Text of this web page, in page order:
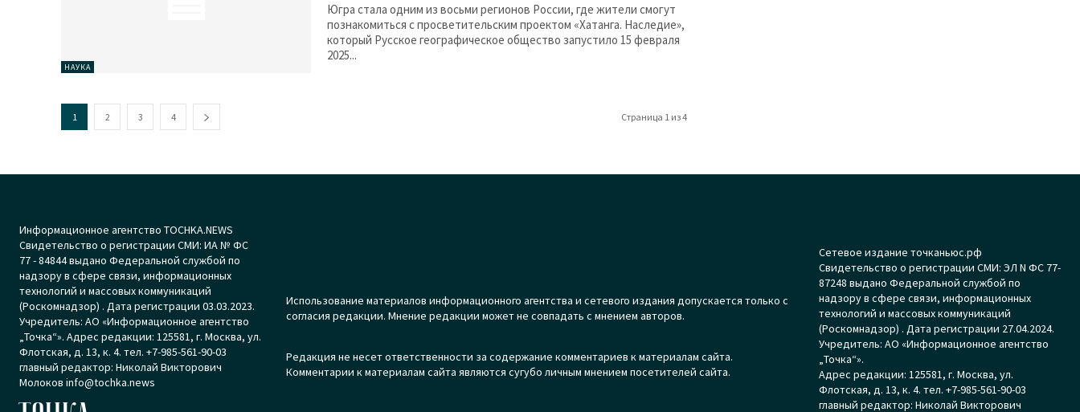
НАУКА
Югра стала одним из восьми регионов России, где жители смогут
познакомиться с просветительским проектом «Хатанга. Наследие»,
который Русское географическое общество запустило 15 февраля
2025...
1 2 3 4 Страница 1 из 4
Информационное агентство TOCHKA.NEWS
Свидетельство о регистрации СМИ: ИА № ФС
77 - 84844 выдано Федеральной службой по
надзору в сфере связи, информационных
технологий и массовых коммуникаций
(Роскомнадзор) . Дата регистрации 03.03.2023.
Учредитель: АО «Информационное агентство
„Точка“». Адрес редакции: 125581, г. Москва, ул.
Флотская, д. 13, к. 4. тел. +7-985-561-90-03
главный редактор: Николай Викторович
Молоков info@tochka.news
Использование материалов информационного агентства и сетевого издания допускается только с
согласия редакции. Мнение редакции может не совпадать с мнением авторов.
Редакция не несет ответственности за содержание комментариев к материалам сайта.
Комментарии к материалам сайта являются сугубо личным мнением посетителей сайта.
Сетевое издание точканьюс.рф
Свидетельство о регистрации СМИ: ЭЛ N ФС 77-
87248 выдано Федеральной службой по
надзору в сфере связи, информационных
технологий и массовых коммуникаций
(Роскомнадзор) . Дата регистрации 27.04.2024.
Учредитель: АО «Информационное агентство
„Точка“».
Адрес редакции: 125581, г. Москва, ул.
Флотская, д. 13, к. 4. тел. +7-985-561-90-03
главный редактор: Николай Викторович